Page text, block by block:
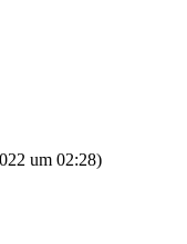
um 02:28)